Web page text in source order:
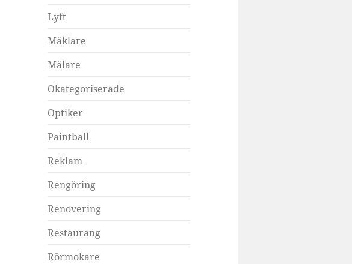
Lyft
Mäklare
Målare
Okategoriserade
Optiker
Paintball
Reklam
Rengöring
Renovering
Restaurang
Rörmokare